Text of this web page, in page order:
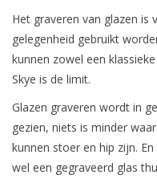
Het graveren van glazen is
gelegenheid gebruikt
kunnen zowel een
Skye is de limit.
Glazen graveren wordt in
gezien, niets is minder
kunnen stoer en hip zijn.
wel een gegraveerd glas